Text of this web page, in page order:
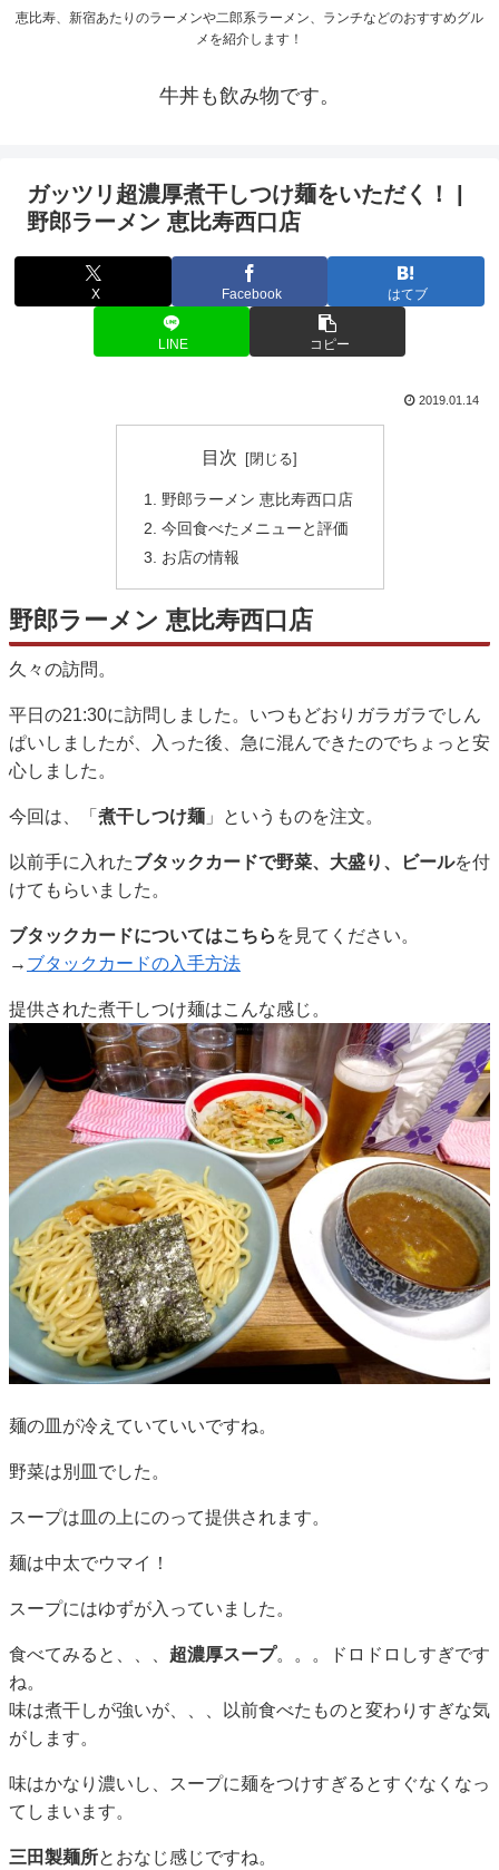
恵比寿、新宿あたりのラーメンや二郎系ラーメン、ランチなどのおすすめグル
メを紹介します！
牛丼も飲み物です。
ガッツリ超濃厚煮干しつけ麺をいただく！ |
野郎ラーメン 恵比寿西口店
X Facebook はてブ
LINE コピー
2019.01.14
目次
野郎ラーメン 恵比寿西口店
今回食べたメニューと評価
お店の情報
野郎ラーメン 恵比寿西口店
久々の訪問。
平日の21:30に訪問しました。いつもどおりガラガラでしん
ぱいしましたが、入った後、急に混んできたのでちょっと安
心しました。
今回は、「 煮干しつけ麺 」というものを注文。
以前手に入れたブタックカードで野菜、大盛り、ビールを付
けてもらいました。
ブタックカードについてはこちら を見てください。
→ ブタックカードの入手方法
提供された煮干しつけ麺はこんな感じ。
麺の皿が冷えていていいですね。
野菜は別皿でした。
スープは皿の上にのって提供されます。
麺は中太でウマイ！
スープにはゆずが入っていました。
食べてみると、、、 超濃厚スープ。。。ドロドロしすぎです
ね。
味は煮干しが強いが、、、以前食べたものと変わりすぎな気
がします。
味はかなり濃いし、スープに麺をつけすぎるとすぐなくなっ
てしまいます。
三田製麺所とおなじ感じですね。